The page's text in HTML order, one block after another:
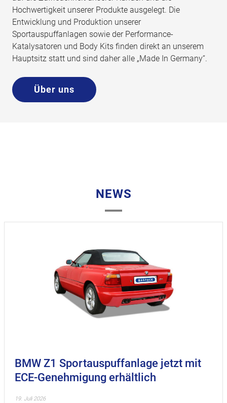
Hochwertigkeit unserer Produkte ausgelegt. Die
Entwicklung und Produktion unserer
Sportauspuffanlagen sowie der Performance-
Katalysatoren und Body Kits finden direkt an unserem
Hauptsitz statt und sind daher alle „Made In Germany“.
Über uns
NEWS
BMW Z1 Sportauspuffanlage jetzt mit
ECE-Genehmigung erhältlich
19. Juli 2026